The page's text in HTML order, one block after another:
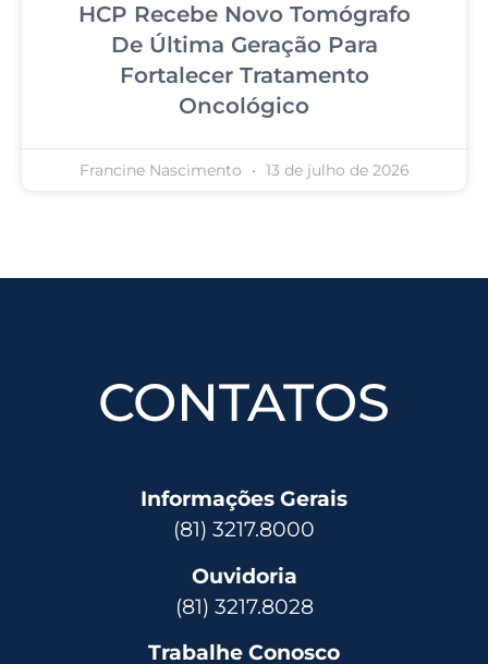
HCP Recebe Novo Tomógrafo
De Última Geração Para
Fortalecer Tratamento
Oncológico
Francine Nascimento 13 de julho de 2026
CONTATOS
Informações Gerais
(81) 3217.8000
Ouvidoria
(81) 3217.8028
Trabalhe Conosco